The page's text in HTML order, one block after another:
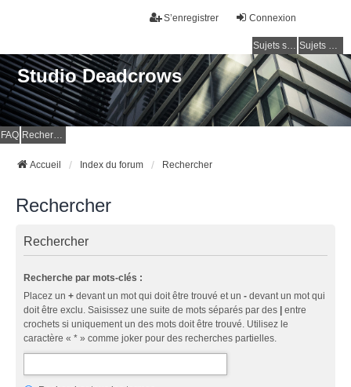
Connexion
S’enregistrer
Sujets sans réponse Sujets actifs
Studio Deadcrows
FAQ Rechercher
Accueil Index du forum Rechercher
Rechercher
Rechercher
Recherche par mots-clés :
Placez un + devant un mot qui doit être trouvé et un - devant un mot qui
doit être exclu. Saisissez une suite de mots séparés par des | entre
crochets si uniquement un des mots doit être trouvé. Utilisez le
caractère « * » comme joker pour des recherches partielles.